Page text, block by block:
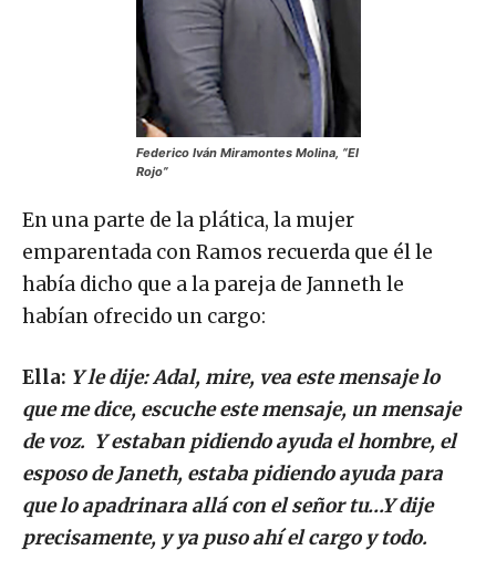
Federico Iván Miramontes Molina, “El
Rojo”
En una parte de la plática, la mujer
emparentada con Ramos recuerda que él le
había dicho que a la pareja de Janneth le
habían ofrecido un cargo:
Ella: Y le dije: Adal, mire, vea este mensaje lo
que me dice, escuche este mensaje, un mensaje
de voz. Y estaban pidiendo ayuda el hombre, el
esposo de Janeth, estaba pidiendo ayuda para
que lo apadrinara allá con el señor tu…Y dije
precisamente, y ya puso ahí el cargo y todo.